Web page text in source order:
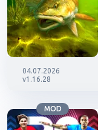
04.07.2026
v1.16.28
MOD